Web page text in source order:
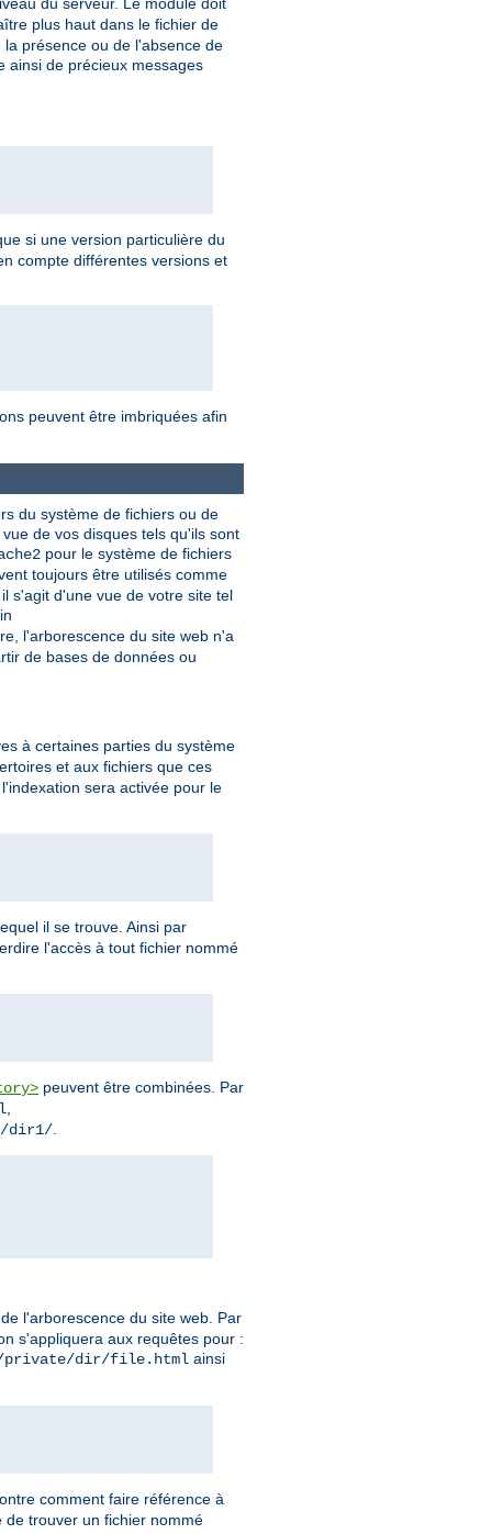
plus haut dans le fichier de
présence ou de l'absence de
ainsi de précieux messages
si une version particulière du
compte différentes versions et
peuvent être imbriquées afin
du système de fichiers ou de
de vos disques tels qu'ils sont
pour le système de fichiers
toujours être utilisés comme
s'agit d'une vue de votre site tel
l'arborescence du site web n'a
de bases de données ou
à certaines parties du système
et aux fichiers que ces
sera activée pour le
il se trouve. Ainsi par
l'accès à tout fichier nommé
peuvent être combinées. Par
,
dir1/.
l'arborescence du site web. Par
s'appliquera aux requêtes pour :
private/dir/file.html ainsi
comment faire référence à
de trouver un fichier nommé